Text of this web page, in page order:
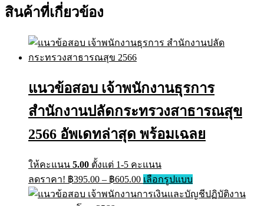
สินค้าที่เกี่ยวข้อง
แนวข้อสอบ เจ้าพนักงานธุรการ
สำนักงานปลัดกระทรวงสาธารณสุข
2566 อัพเดทล่าสุด พร้อมเฉลย
ให้คะแนน 5.00 ตั้งแต่ 1-5 คะแนน
ลดราคา! ฿395.00 – ฿605.00Price
range:
฿395.00
เลือกรูปแบบThis
product
has